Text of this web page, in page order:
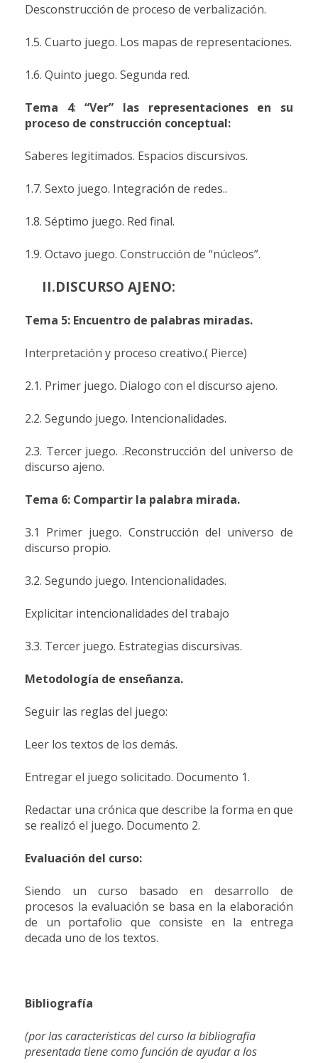
Desconstrucción de proceso de verbalización.
1.5. Cuarto juego. Los mapas de representaciones.
1.6. Quinto juego. Segunda red.
Tema 4:“Ver” las representaciones en su
proceso de construcción conceptual:
Saberes legitimados. Espacios discursivos.
1.7. Sexto juego. Integración de redes..
1.8. Séptimo juego. Red final.
1.9. Octavo juego. Construcción de “núcleos”.
II.DISCURSO AJENO:
Tema 5: Encuentro de palabras miradas.
Interpretación y proceso creativo.( Pierce)
2.1. Primer juego. Dialogo con el discurso ajeno.
2.2. Segundo juego. Intencionalidades.
2.3. Tercer juego. .Reconstrucción del universo de
discurso ajeno.
Tema 6: Compartir la palabra mirada.
3.1 Primer juego. Construcción del universo de
discurso propio.
3.2. Segundo juego. Intencionalidades.
Explicitar intencionalidades del trabajo
3.3. Tercer juego. Estrategias discursivas.
Metodología de enseñanza.
Seguir las reglas del juego:
Leer los textos de los demás.
Entregar el juego solicitado. Documento 1.
Redactar una crónica que describe la forma en que
se realizó el juego. Documento 2.
Evaluación del curso:
Siendo un curso basado en desarrollo de
procesos la evaluación se basa en la elaboración
de un portafolio que consiste en la entrega
decada uno de los textos.
Bibliografía
(por las características del curso la bibliografía
presentada tiene como función de ayudar a los